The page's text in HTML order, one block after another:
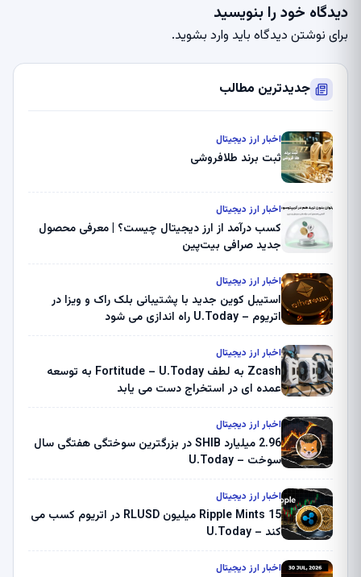
دیدگاه خود را بنویسید
برای نوشتن دیدگاه باید وارد بشوید.
جدیدترین مطالب
اخبار ارز دیجیتال
ثبت برند طلافروشی
اخبار ارز دیجیتال
کسب درآمد از ارز دیجیتال چیست؟ | معرفی محصول
جدید صرافی بیت‌پین
اخبار ارز دیجیتال
استیبل کوین جدید با پشتیبانی بلک راک و ویزا در
اتریوم – U.Today راه اندازی می شود
اخبار ارز دیجیتال
Zcash به لطف Fortitude – U.Today به توسعه
عمده ای در استخراج دست می یابد
اخبار ارز دیجیتال
2.96 میلیارد SHIB در بزرگترین سوختگی هفتگی سال
سوخت – U.Today
اخبار ارز دیجیتال
Ripple Mints 15 میلیون RLUSD در اتریوم کسب می
کند – U.Today
اخبار ارز دیجیتال